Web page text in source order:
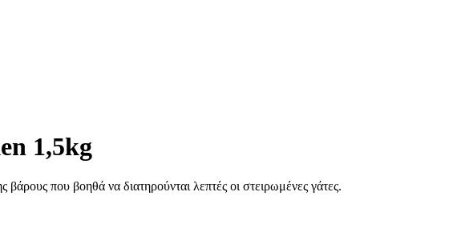
1,5kg
που βοηθά να διατηρούνται λεπτές οι στειρωμένες γάτες.